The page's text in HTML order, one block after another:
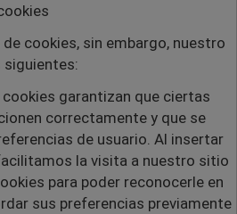
cookies, sin embargo, nuestro
cookies garantizan que ciertas
correctamente y que se
de usuario. Al insertar
la visita a nuestro sitio
para poder reconocerle en
sus preferencias previamente